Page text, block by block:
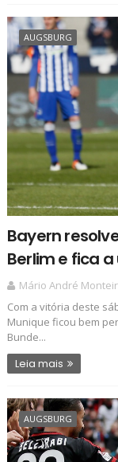
AUGSBURG
Bayern
Berlim e fica
Mário André
Com a vitória deste
Munique ficou bem
Bunde...
Leia mais
AUGSBURG